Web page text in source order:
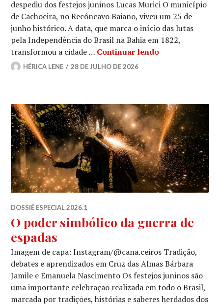
despediu dos festejos juninos Lucas Murici O município
de Cachoeira, no Recôncavo Baiano, viveu um 25 de
junho histórico. A data, que marca o início das lutas
pela Independência do Brasil na Bahia em 1822,
transformou a cidade … Continuar lendoCachoeira vira
HÉRICA LENE 28 DE JULHO DE 2026
DOSSIÊ ESPECIAL 2026.1
O poder simbólico da guerra de
espadas
Imagem de capa: Instagram/@cana.ceiros Tradição,
debates e aprendizados em Cruz das Almas Bárbara
Jamile e Emanuela Nascimento Os festejos juninos são
uma importante celebração realizada em todo o Brasil,
marcada por tradições, histórias e saberes herdados dos